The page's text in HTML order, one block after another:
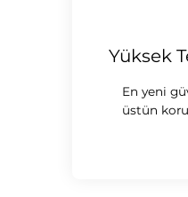
Yüksek
En yeni
üstün